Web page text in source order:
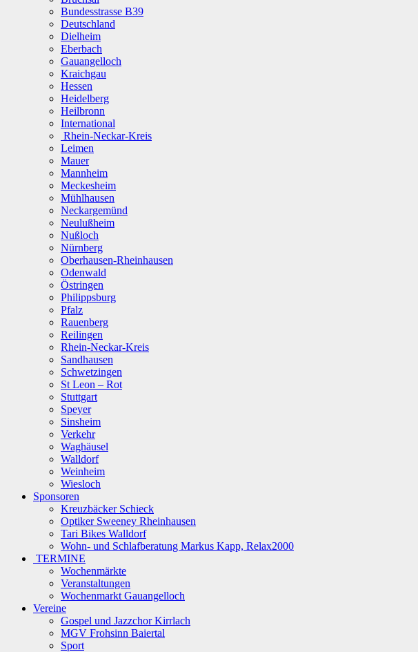
Bundesstrasse B39
Deutschland
Dielheim
Eberbach
Gauangelloch
Kraichgau
Hessen
Heidelberg
Heilbronn
International
Rhein-Neckar-Kreis
Leimen
Mauer
Mannheim
Meckesheim
Mühlhausen
Neckargemünd
Neulußheim
Nußloch
Nürnberg
Oberhausen-Rheinhausen
Odenwald
Östringen
Philippsburg
Pfalz
Rauenberg
Reilingen
Rhein-Neckar-Kreis
Sandhausen
Schwetzingen
St Leon – Rot
Stuttgart
Speyer
Sinsheim
Verkehr
Waghäusel
Walldorf
Weinheim
Wiesloch
Sponsoren
Kreuzbäcker Schieck
Optiker Sweeney Rheinhausen
Tari Bikes Walldorf
Wohn- und Schlafberatung Markus Kapp, Relax2000
TERMINE
Wochenmärkte
Veranstaltungen
Wochenmarkt Gauangelloch
Vereine
Gospel und Jazzchor Kirrlach
MGV Frohsinn Baiertal
Sport